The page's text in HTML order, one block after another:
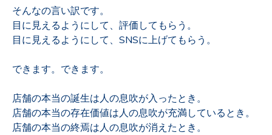
そんなの言い訳です。
目に見えるようにして、評価してもらう。
目に見えるようにして、SNSに上げてもらう。
できます。できます。
店舗の本当の誕生は人の息吹が入ったとき。
店舗の本当の存在価値は人の息吹が充満しているとき。
店舗の本当の終焉は人の息吹が消えたとき。